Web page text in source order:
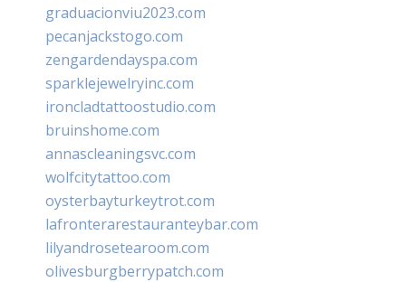
graduacionviu2023.com
pecanjackstogo.com
zengardendayspa.com
sparklejewelryinc.com
ironcladtattoostudio.com
bruinshome.com
annascleaningsvc.com
wolfcitytattoo.com
oysterbayturkeytrot.com
lafronterarestauranteybar.com
lilyandrosetearoom.com
olivesburgberrypatch.com